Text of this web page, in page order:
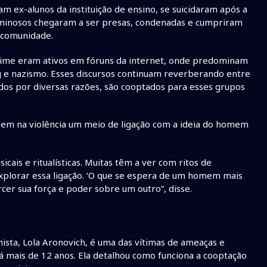
ex-alunos da instituição de ensino, se suicidaram após a
chegaram a ser presas, condenadas e cumpriram
à comunidade.
eram ativos em fóruns da internet, onde predominam
nazismo. Esses discursos continuam reverberando entre
por diversas razões, são cooptados para esses grupos
na violência um meio de ligação com a ideia do homem
e ritualísticas. Muitas têm a ver com ritos de
essa ligação. ‘O que se espera de um homem mais
sua força e poder sobre um outro”, disse.
Lola Aronovich, é uma das vítimas de ameaças e
de 12 anos. Ela detalhou como funciona a cooptação